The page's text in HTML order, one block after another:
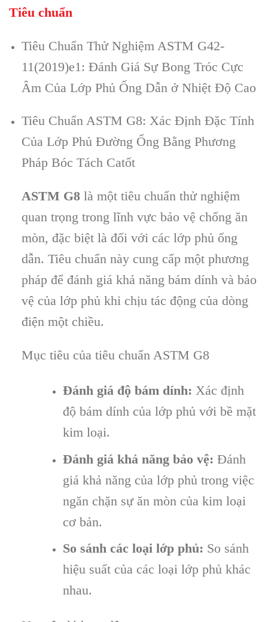
Tiêu chuẩn
Tiêu Chuẩn Thử Nghiệm ASTM G42-
11(2019)e1: Đánh Giá Sự Bong Tróc Cực
Âm Của Lớp Phủ Ống Dẫn ở Nhiệt Độ Cao
Tiêu Chuẩn ASTM G8: Xác Định Đặc Tính
Của Lớp Phủ Đường Ống Bằng Phương
Pháp Bóc Tách Catốt
ASTM G8là một tiêu chuẩn thử nghiệm
quan trọng trong lĩnh vực bảo vệ chống ăn
mòn, đặc biệt là đối với các lớp phủ ống
dẫn. Tiêu chuẩn này cung cấp một phương
pháp để đánh giá khả năng bám dính và bảo
vệ của lớp phủ khi chịu tác động của dòng
điện một chiều.
Mục tiêu của tiêu chuẩn ASTM G8
Đánh giá độ bám dính: Xác định
độ bám dính của lớp phủ với bề mặt
kim loại.
Đánh giá khả năng bảo vệ: Đánh
giá khả năng của lớp phủ trong việc
ngăn chặn sự ăn mòn của kim loại
cơ bản.
So sánh các loại lớp phủ: So sánh
hiệu suất của các loại lớp phủ khác
nhau.